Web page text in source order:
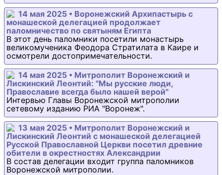
14 мая 2025 • Воронежский Архипастырь с
монашеской делегацией продолжает
паломничество по святыням Египта
В этот день паломники посетили монастырь
великомученика Феодора Стратилата в Каире и
осмотрели достопримечательности.
14 мая 2025 • Митрополит Воронежский и
Лискинский Леонтий: "Мы русские люди,
Православие всегда было нашей верой"
Интервью Главы Воронежской митрополии
сетевому изданию РИА "Воронеж".
13 мая 2025 • Митрополит Воронежский и
Лискинский Леонтий с монашеской делегацией
Русской Православной Церкви посетил древние
обители в окрестностях Александрии
В состав делегации входит группа паломников
Воронежской митрополии.